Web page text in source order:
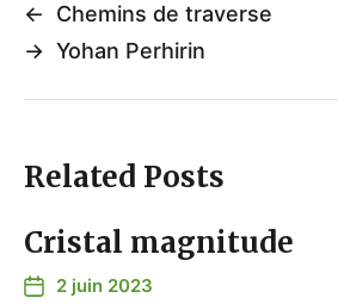
←
Chemins de traverse
→ Yohan Perhirin
Related Posts
Cristal magnitude
2 juin 2023